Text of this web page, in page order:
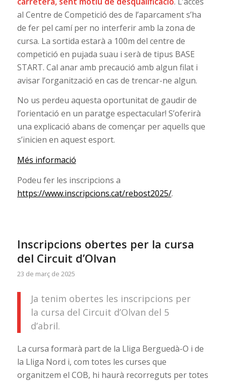
al Centre de Competició des de l’aparcament s’ha
de fer pel camí per no interferir amb la zona de
cursa. La sortida estarà a 100m del centre de
competició en pujada suau i serà de tipus BASE
START. Cal anar amb precaució amb algun filat i
avisar l’organització en cas de trencar-ne algun.
No us perdeu aquesta oportunitat de gaudir de
l’orientació en un paratge espectacular! S’oferirà
una explicació abans de començar per aquells que
s’inicien en aquest esport.
Més informació
Podeu fer les inscripcions a
https://www.inscripcions.cat/rebost2025/.
Inscripcions obertes per la cursa
del Circuit d’Olvan
23 de març de 2025
Ja tenim obertes les inscripcions per
la cursa del Circuit d’Olvan del 5
d’abril.
La cursa formarà part de la Lliga Berguedà-O i de
la Lliga Nord i, com totes les curses que
organitzem el COB, hi haurà recorreguts per totes